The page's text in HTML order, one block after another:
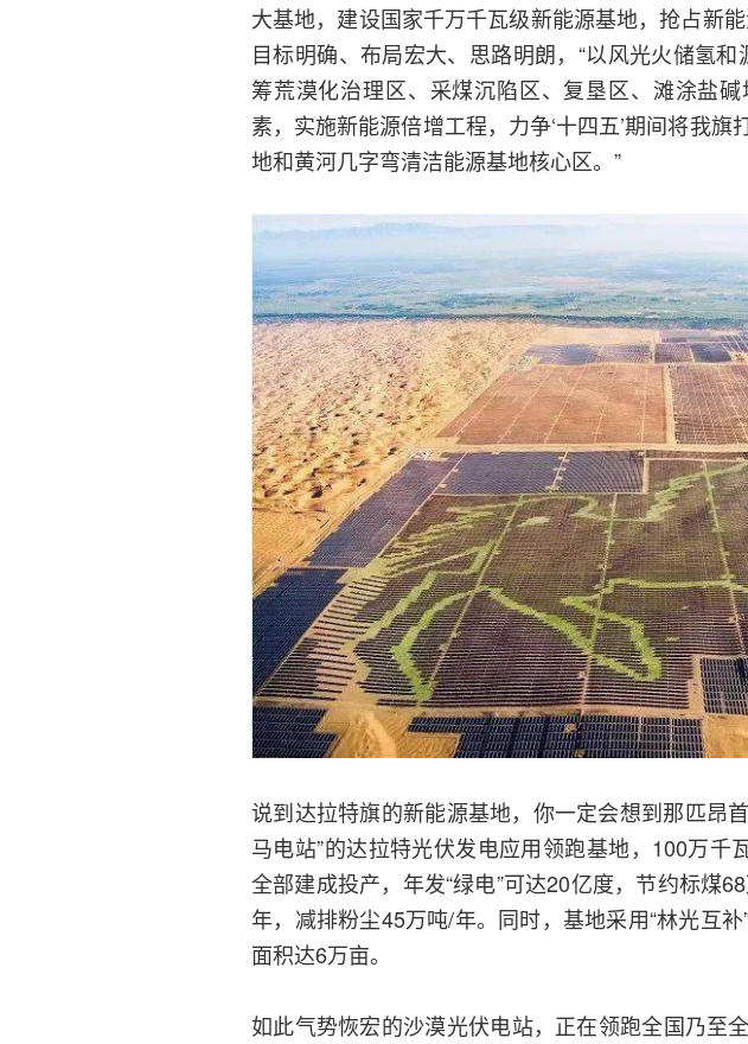
大基地，建设国家千万千瓦级新能源基地，抢占新
目标明确、布局宏大、思路明朗，“以风光火储氢和
筹荒漠化治理区、采煤沉陷区、复垦区、滩涂盐
素，实施新能源倍增工程，力争‘十四五’期间将我
地和黄河几字弯清洁能源基地核心区。”
说到达拉特旗的新能源基地，你一定会想到那匹昂
马电站”的达拉特光伏发电应用领跑基地，100万千
全部建成投产，年发“绿电”可达20亿度，节约标煤
年，减排粉尘45万吨/年。同时，基地采用“林光互
面积达6万亩。
如此气势恢宏的沙漠光伏电站，正在领跑全国乃至